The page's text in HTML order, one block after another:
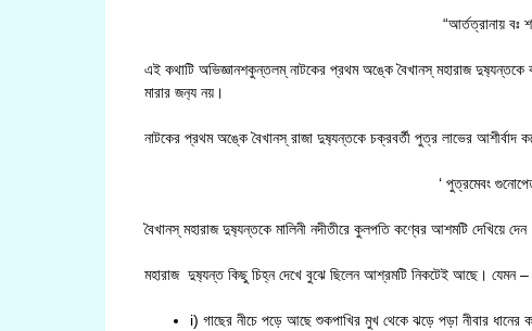
“আর্তত্রানায় বঃ
এই কথাটি অভিজ্ঞানশকুন্তলম্ নাটকের প্রথম অঙ্কে বৈখানস্ মহারাজ দুষ‍্যন্তকে
মারার জন‍্য নয়।
নাটকের প্রথম অঙ্কে বৈখানস্ রাজা দুষ‍্যন্তকে চক্রবর্তী পুত্র লাভের আশীর্বাদ
‘ পুত্রমেবং
বৈখানস্ মহারাজ দুষ‍্যন্তকে মালিনী নদীতীরে কুলপতি কণ্বের আশমটি দেখিয়ে
মহারাজ দুষ‍্যন্ত কিছু চিহ্ন দেখে বুঝে ছিলেন আশ্রমটি নিকটেই আছে। যেমন –
i) গাছের নীচে পড়ে আছে শুকপাখির মুখ থেকে ঝড়ে পড়া নীবার ধানের